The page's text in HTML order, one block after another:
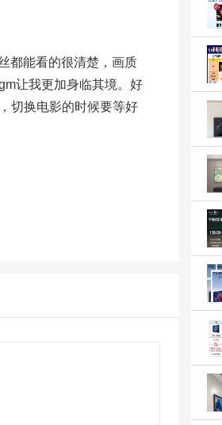
都能看的很清楚，画质
让我更加身临其境。好
切换电影的时候要等好